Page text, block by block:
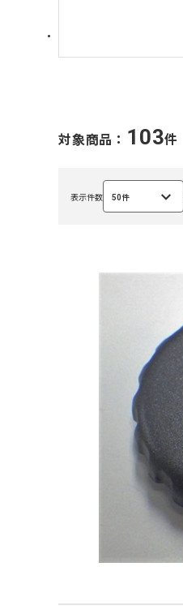
対象商品： 103件
表示件数 50件
選
択